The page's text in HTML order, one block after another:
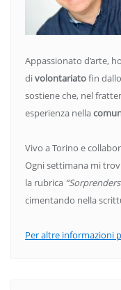
Appassionato d’arte,
divolontariatofin
sostiene che, nel
esperienza nella
Vivo a Torino e
Ogni settimana mi
la rubrica
cimentando nella
Per altre informazioni